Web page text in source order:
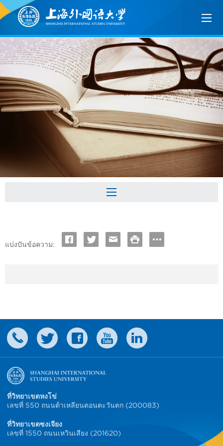
แบ่งปันข้อความ:
ที่วิทยาเขตหงโข่
เลขที่ 550 ถนนต้าเหลียนตอนตะวันตก (200083)
ที่วิทยาเขตซงเจียง
เลขที่ 1550 ถนนเหวินเสียง (201620)